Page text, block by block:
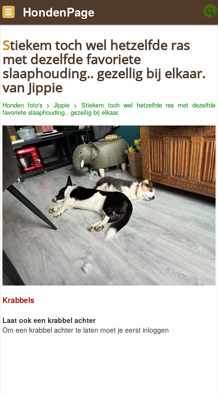
HondenPage
Stiekem toch wel hetzelfde ras
met dezelfde favoriete
slaaphouding.. gezellig bij elkaar.
van Jippie
Honden foto's>Jippie >Stiekem toch wel hetzelfde ras met dezelfde
favoriete slaaphouding.. gezellig bij elkaar.
Krabbels
Laat ook een krabbel achter
Om een krabbel achter te laten moet je eerst inloggen